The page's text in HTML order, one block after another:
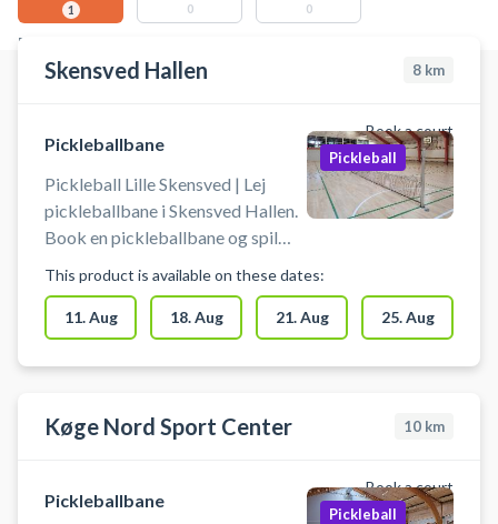
1 0 0
FACILITIES WITH AVAILABLE ACTIVITIES
Skensved Hallen 8 km
Book a court
Pickleballbane
Pickleball Lille Skensved | Lej
pickleballbane i Skensved Hallen.
Book en pickleballbane og spil
mange pickleballbaner i
Skensvedhallen beliggende på
Højelsevej 1B, 4632 Lille
Skensved.
Pickleball
This product is available on these dates:
11. Aug 18. Aug 21. Aug 25. Aug
Køge Nord Sport Center 10 km
Book a court
Pickleballbane
Pickleball